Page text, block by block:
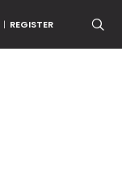
| REGISTER